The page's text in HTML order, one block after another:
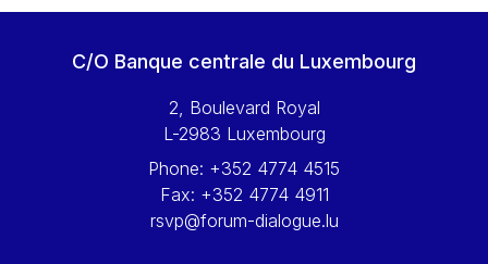
Walter Hagg
Wolfgang Ketterle
Yossi Beillin
Yves FRANCHET
C/O Banque centrale du Luxembourg
2, Boulevard Royal
L-2983 Luxembourg
Phone: +352 4774 4515
Fax: +352 4774 4911
rsvp@forum-dialogue.lu